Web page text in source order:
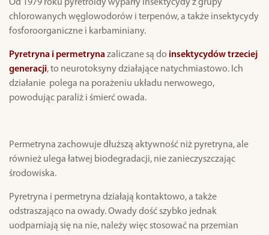
Od 1979 roku pyretroidy wyparły insektycydy z grupy
chlorowanych węglowodorów i terpenów, a także insektycydy
fosforoorganiczne i karbaminiany.
Pyretryna i permetrynazaliczane są do insektycydów trzeciej
generacji, to neurotoksyny działające natychmiastowo. Ich
działanie polega na porażeniu układu nerwowego,
powodując paraliż i śmierć owada.
Permetryna zachowuje dłuższą aktywność niż pyretryna, ale
również ulega łatwej biodegradacji, nie zanieczyszczając
środowiska.
Pyretryna i permetryna działają kontaktowo, a także
odstraszająco na owady. Owady dość szybko jednak
uodparniają się na nie, należy więc stosować na przemian